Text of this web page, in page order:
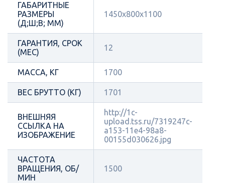
ГАБАРИТНЫЕ
РАЗМЕРЫ
(Д;Ш;В; ММ)
1450х800х1100
ГАРАНТИЯ, СРОК
(МЕС)
12
МАССА, КГ 1700
ВЕС БРУТТО (КГ) 1701
ВНЕШНЯЯ
ССЫЛКА НА
ИЗОБРАЖЕНИЕ
http://1c-
upload.tss.ru/7319247c-
a153-11e4-98a8-
00155d030626.jpg
ЧАСТОТА
ВРАЩЕНИЯ, ОБ/
МИН
1500